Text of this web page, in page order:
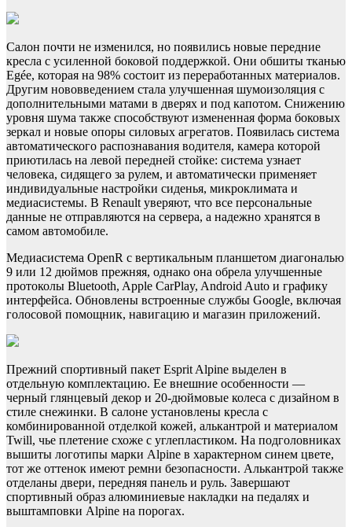
Салон почти не изменился, но появились новые передние
кресла с усиленной боковой поддержкой. Они обшиты тканью
Egée, которая на 98% состоит из переработанных материалов.
Другим нововведением стала улучшенная шумоизоляция с
дополнительными матами в дверях и под капотом. Снижению
уровня шума также способствуют измененная форма боковых
зеркал и новые опоры силовых агрегатов. Появилась система
автоматического распознавания водителя, камера которой
приютилась на левой передней стойке: система узнает
человека, сидящего за рулем, и автоматически применяет
индивидуальные настройки сиденья, микроклимата и
медиасистемы. В Renault уверяют, что все персональные
данные не отправляются на сервера, а надежно хранятся в
самом автомобиле.
Медиасистема OpenR с вертикальным планшетом диагональю
9 или 12 дюймов прежняя, однако она обрела улучшенные
протоколы Bluetooth, Apple CarPlay, Android Auto и графику
интерфейса. Обновлены встроенные службы Google, включая
голосовой помощник, навигацию и магазин приложений.
Прежний спортивный пакет Esprit Alpine выделен в
отдельную комплектацию. Ее внешние особенности —
черный глянцевый декор и 20-дюймовые колеса с дизайном в
стиле снежинки. В салоне установлены кресла с
комбинированной отделкой кожей, алькантрой и материалом
Twill, чье плетение схоже с углепластиком. На подголовниках
вышиты логотипы марки Alpine в характерном синем цвете,
тот же оттенок имеют ремни безопасности. Алькантрой также
отделаны двери, передняя панель и руль. Завершают
спортивный образ алюминиевые накладки на педалях и
выштамповки Alpine на порогах.